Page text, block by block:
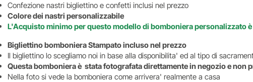
Confezione nastri bigliettino e confetti inclusi nel prezzo
Colore dei nastri personalizzabile
L'Acquisto minimo per questo modello di bomboniera personalizzato
Bigliettino bomboniera Stampato incluso nel prezzo
Il bigliettino lo scegliamo noi in base alla disponibilita' ed al tipo di
Questa bomboniera è stata fotografata direttamente in negozio e non
Nella foto si vede la bomboniera come arrivera' realmente a casa